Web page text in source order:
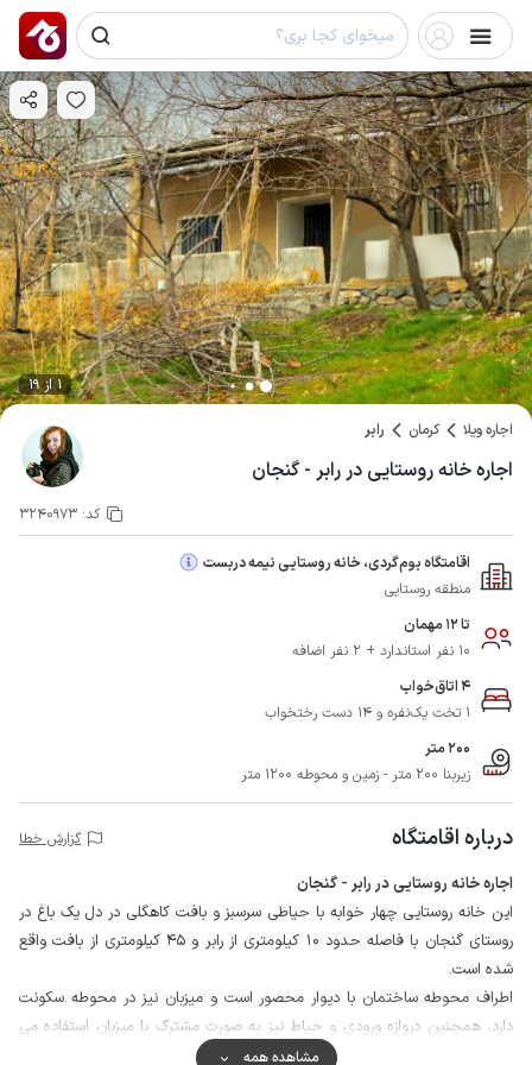
1 از 19
اجاره ویلا کرمان رابر
اجاره خانه روستایی در رابر - گنجان
کد: 3240973
اقامتگاه بوم‌گردی، خانه روستایی نیمه دربست
منطقه روستایی
تا 12 مهمان
10 نفر استاندارد + 2 نفر اضافه
4 اتاق‌خواب
1 تخت یک‌نفره و 14 دست رختخواب
200 متر
زیربنا 200 متر - زمین و محوطه 1200 متر
درباره اقامتگاه گزارش خطا
اجاره خانه روستایی در رابر - گنجان
این خانه روستایی چهار خوابه با حیاطی سرسبز و بافت کاهگلی در دل یک باغ در
روستای گنجان با فاصله حدود 10 کیلومتری از رابر و 45 کیلومتری از بافت واقع
شده است.
اطراف محوطه ساختمان با دیوار محصور است و میزبان نیز در محوطه سکونت
دارد،‌ همچنین دروازه ورودی و حیاط نیز به صورت مشترک با میزبان استفاده می
مشاهده همه